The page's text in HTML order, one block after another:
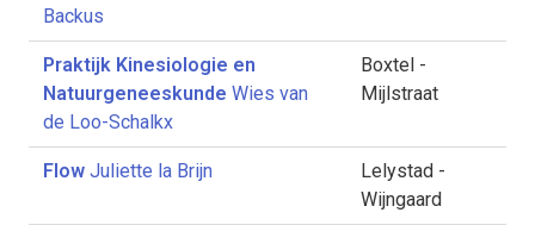
Backus
Praktijk Kinesiologie en
Natuurgeneeskunde Wies van
de Loo-Schalkx
Boxtel -
Mijlstraat
Flow Juliette la Brijn
Lelystad -
Wijngaard